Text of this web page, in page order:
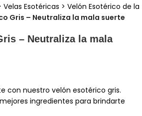
Velas Esotéricas > Velón Esotérico de la
Gris – Neutraliza la mala suerte
– Neutraliza la mala
con nuestro velón esotérico gris.
ingredientes para brindarte